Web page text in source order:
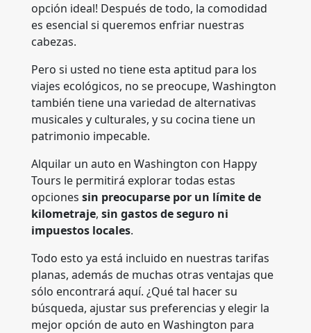
opción ideal! Después de todo, la comodidad
es esencial si queremos enfriar nuestras
cabezas.
Pero si usted no tiene esta aptitud para los
viajes ecológicos, no se preocupe, Washington
también tiene una variedad de alternativas
musicales y culturales, y su cocina tiene un
patrimonio impecable.
Alquilar un auto en Washington con Happy
Tours le permitirá explorar todas estas
opciones sin preocuparse por un límite de
kilometraje, sin gastos de seguro ni
impuestos locales.
Todo esto ya está incluido en nuestras tarifas
planas, además de muchas otras ventajas que
sólo encontrará aquí. ¿Qué tal hacer su
búsqueda, ajustar sus preferencias y elegir la
mejor opción de auto en Washington para